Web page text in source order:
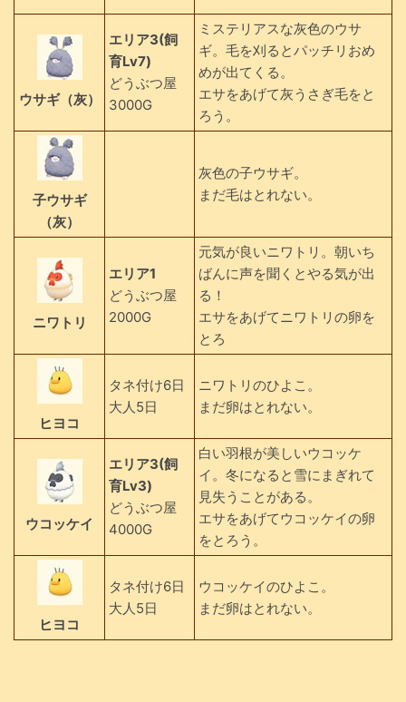
ウサギ（灰）
エリア3(飼
育Lv7)
どうぶつ屋
3000G
ミステリアスな灰色のウサ
ギ。毛を刈るとパッチリおめ
めが出てくる。
エサをあげて灰うさぎ毛をと
ろう。
子ウサギ
（灰）
灰色の子ウサギ。
まだ毛はとれない。
ニワトリ
エリア1
どうぶつ屋
2000G
元気が良いニワトリ。朝いち
ばんに声を聞くとやる気が出
る！
エサをあげてニワトリの卵を
とろ
ヒヨコ
タネ付け6日
大人5日
ニワトリのひよこ。
まだ卵はとれない。
ウコッケイ
エリア3(飼
育Lv3)
どうぶつ屋
4000G
白い羽根が美しいウコッケ
イ。冬になると雪にまぎれて
見失うことがある。
エサをあげてウコッケイの卵
をとろう。
ヒヨコ
タネ付け6日
大人5日
ウコッケイのひよこ。
まだ卵はとれない。